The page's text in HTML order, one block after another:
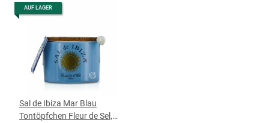
AUF LAGER
Sal de Ibiza Mar Blau
Tontöpfchen Fleur de Sel,